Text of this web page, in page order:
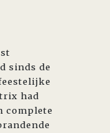
sinds de
had
complete